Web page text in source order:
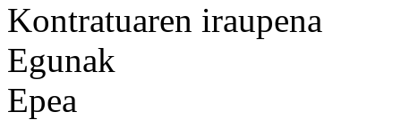
Kontratuaren iraupena
Egunak
Epea